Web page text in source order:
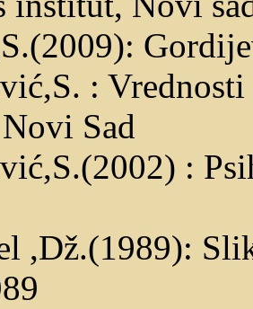
: Vrednosti
Sad
:
,Dž.(1989):